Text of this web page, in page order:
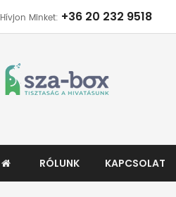
Hívjon Minket: +36 20 232 9518
RÓLUNK KAPCSOLAT